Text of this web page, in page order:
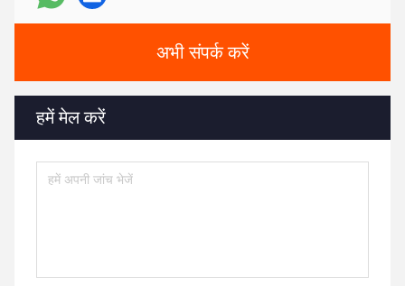
अभी संपर्क करें
हमें मेल करें